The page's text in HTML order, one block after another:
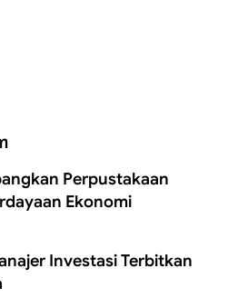
Perpustakaan
Ekonomi
Investasi Terbitkan